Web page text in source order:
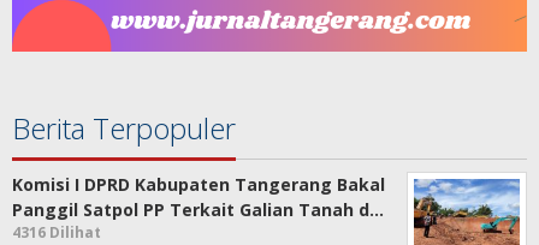
Berita Terpopuler
Komisi I DPRD Kabupaten Tangerang Bakal
Panggil Satpol PP Terkait Galian Tanah d…
4316 Dilihat